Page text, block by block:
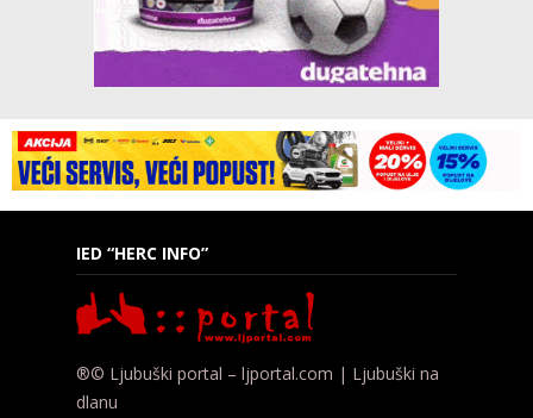
IED “HERC INFO”
®© Ljubuški portal – ljportal.com | Ljubuški na
dlanu